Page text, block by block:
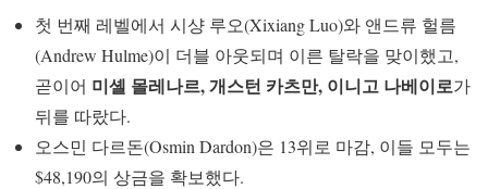
첫 번째 레벨에서 시샹 루오(Xixiang Luo)와 앤드류 헐름
(Andrew Hulme)이 더블 아웃되며 이른 탈락을 맞이했고,
곧이어 미셸 몰레나르, 개스턴 카츠만, 이니고 나베이로가
뒤를 따랐다.
오스민 다르돈(Osmin Dardon)은 13위로 마감, 이들 모두는
$48,190의 상금을 확보했다.